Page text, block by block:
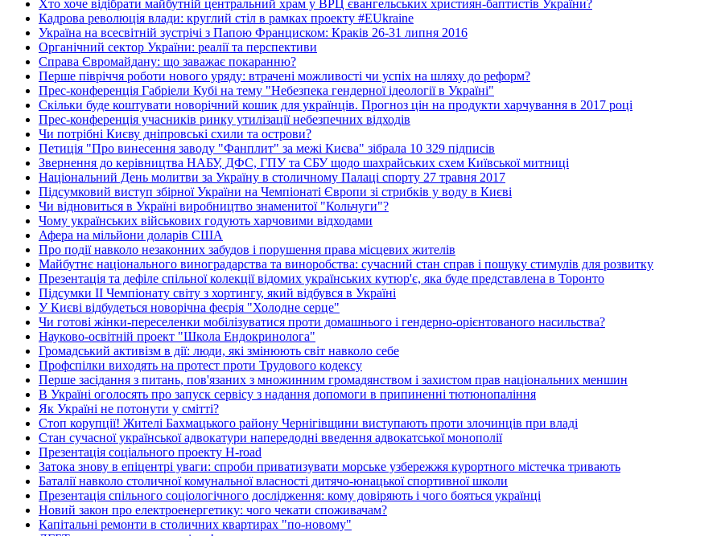
Хто хоче відібрати майбутній центральний храм у ВРЦ євангельських християн-баптистів України?
Кадрова революція влади: круглий стіл в рамках проекту #EUkraine
Україна на всесвітній зустрічі з Папою Франциском: Краків 26-31 липня 2016
Органічний сектор України: реалії та перспективи
Справа Євромайдану: що заважає покаранню?
Перше півріччя роботи нового уряду: втрачені можливості чи успіх на шляху до реформ?
Прес-конференція Габріели Кубі на тему "Небезпека гендерної ідеології в Україні"
Скільки буде коштувати новорічний кошик для українців. Прогноз цін на продукти харчування в 2017 році
Прес-конференція учасників ринку утилізації небезпечних відходів
Чи потрібні Києву дніпровські схили та острови?
Петиція "Про винесення заводу "Фанплит" за межі Києва" зібрала 10 329 підписів
Звернення до керівництва НАБУ, ДФС, ГПУ та СБУ щодо шахрайських схем Київської митниці
Національний День молитви за Україну в столичному Палаці спорту 27 травня 2017
Підсумковий виступ збірної України на Чемпіонаті Європи зі стрибків у воду в Києві
Чи відновиться в Україні виробництво знаменитої "Кольчуги"?
Чому українських військових годують харчовими відходами
Афера на мільйони доларів США
Про події навколо незаконних забудов і порушення права місцевих жителів
Майбутнє національного виноградарства та виноробства: сучасний стан справ і пошуку стимулів для розвитку
Презентація та дефіле спільної колекції відомих українських кутюр'є, яка буде представлена в Торонто
Підсумки ІІ Чемпіонату світу з хортингу, який відбувся в Україні
У Києві відбудеться новорічна феєрія "Холодне серце"
Чи готові жінки-переселенки мобілізуватися проти домашнього і гендерно-орієнтованого насильства?
Науково-освітній проект "Школа Ендокринолога"
Громадський активізм в дії: люди, які змінюють світ навколо себе
Профспілки виходять на протест проти Трудового кодексу
Перше засідання з питань, пов'язаних з множинним громадянством і захистом прав національних меншин
В Україні оголосять про запуск сервісу з надання допомоги в припиненні тютюнопаління
Як Україні не потонути у смітті?
Стоп корупції! Жителі Бахмацького району Чернігівщини виступають проти злочинців при владі
Стан сучасної української адвокатури напередодні введення адвокатської монополії
Презентація соціального проекту H-road
Затока знову в епіцентрі уваги: спроби приватизувати морське узбережжя курортного містечка тривають
Баталії навколо столичної комунальної власності дитячо-юнацької спортивної школи
Презентація спільного соціологічного дослідження: кому довіряють і чого бояться українці
Новий закон про електроенергетику: чого чекати споживачам?
Капітальні ремонти в столичних квартирах "по-новому"